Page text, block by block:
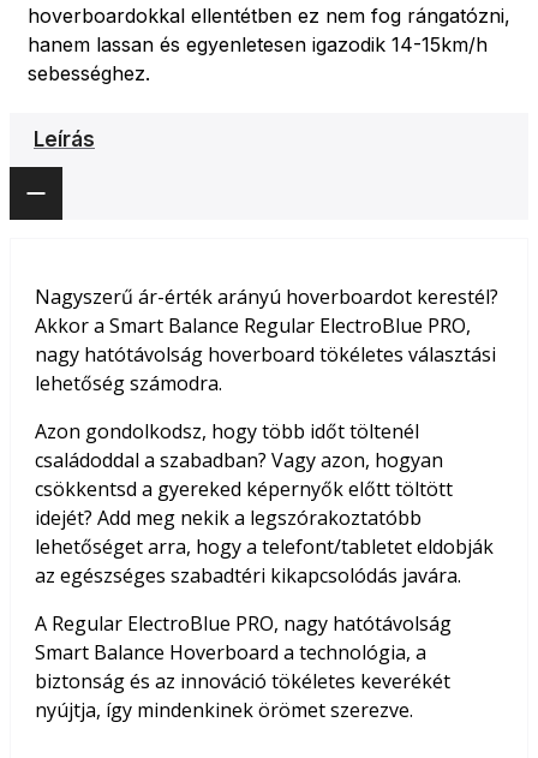
hoverboardokkal ellentétben ez nem fog rángatózni,
hanem lassan és egyenletesen igazodik 14-15km/h
sebességhez.
Leírás
Nagyszerű ár-érték arányú hoverboardot kerestél?
Akkor a Smart Balance Regular ElectroBlue PRO,
nagy hatótávolság hoverboard tökéletes választási
lehetőség számodra.
Azon gondolkodsz, hogy több időt töltenél
családoddal a szabadban? Vagy azon, hogyan
csökkentsd a gyereked képernyők előtt töltött
idejét? Add meg nekik a legszórakoztatóbb
lehetőséget arra, hogy a telefont/tabletet eldobják
az egészséges szabadtéri kikapcsolódás javára.
A Regular ElectroBlue PRO, nagy hatótávolság
Smart Balance Hoverboard a technológia, a
biztonság és az innováció tökéletes keverékét
nyújtja, így mindenkinek örömet szerezve.